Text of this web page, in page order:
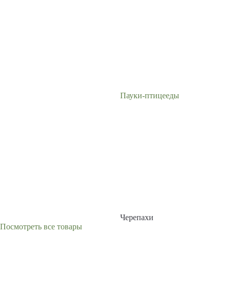
Пауки-птицееды
Черепахи
Посмотреть все товары